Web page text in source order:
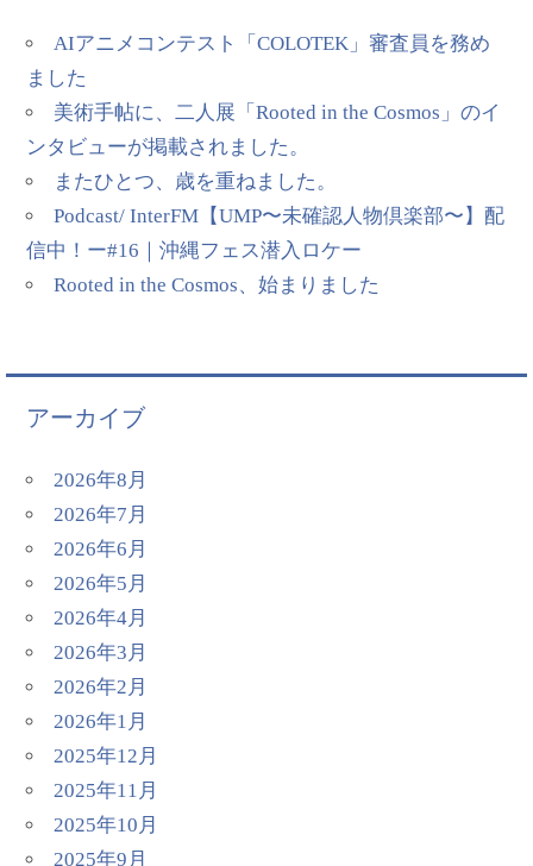
AIアニメコンテスト「COLOTEK」審査員を務め
ました
美術手帖に、二人展「Rooted in the Cosmos」のイ
ンタビューが掲載されました。
またひとつ、歳を重ねました。
Podcast/ InterFM【UMP〜未確認人物倶楽部〜】配
信中！ー#16｜沖縄フェス潜入ロケー
Rooted in the Cosmos、始まりました
アーカイブ
2026年8月
2026年7月
2026年6月
2026年5月
2026年4月
2026年3月
2026年2月
2026年1月
2025年12月
2025年11月
2025年10月
2025年9月